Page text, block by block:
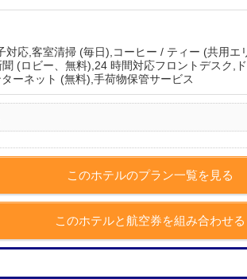
対応,客室清掃 (毎日),コーヒー / ティー (共用
(ロビー、無料),24 時間対応フロントデスク,
ーネット (無料),手荷物保管サービス
このホテルのプラン一覧を見る
このホテルと航空券を組み合わせる